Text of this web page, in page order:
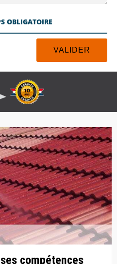
OBLIGATOIRE
compétences